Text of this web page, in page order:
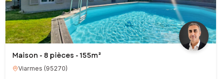
Maison - 8 pièces - 155m²
Viarmes (95270)